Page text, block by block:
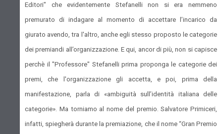
Editori" che evidentemente Stefanelli non si era nemmeno
premurato di indagare al momento di accettare l’incarico da
giurato avendo, tra l'altro, anche egli stesso proposto le categorie
dei premiandi all’organizzazione. E qui, ancor di più, non si capisce
perchè il "Professore" Stefanelli prima proponga le categorie dei
premi, che l'organizzazione gli accetta, e poi, prima della
manifestazione, parla di «ambiguità sull’identità italiana delle
categorie». Ma torniamo al nome del premio. Salvatore Primiceri,
infatti, spiegherà durante la premiazione, che il nome “Gran Premio